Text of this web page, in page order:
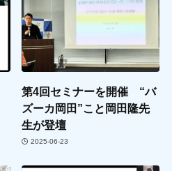
第4回セミナーを開催 “バ
ズーカ岡田”こと岡田隆先
生が登壇
2025-06-23